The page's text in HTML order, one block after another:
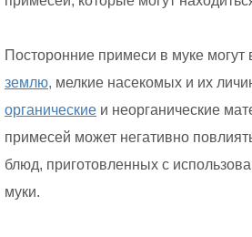
Посторонние примеси в муке могут
землю, мелкие насекомых и их
органические и неорганические
примесей может негативно
блюд, приготовленных с
муки.